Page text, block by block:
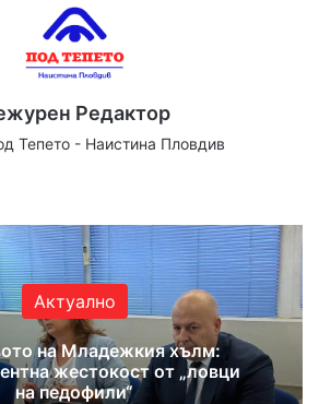
Редактор
Тепето - Наистина Пловдив
Актуално
на Младежкия хълм:
жестокост от „ловци
на педофили“